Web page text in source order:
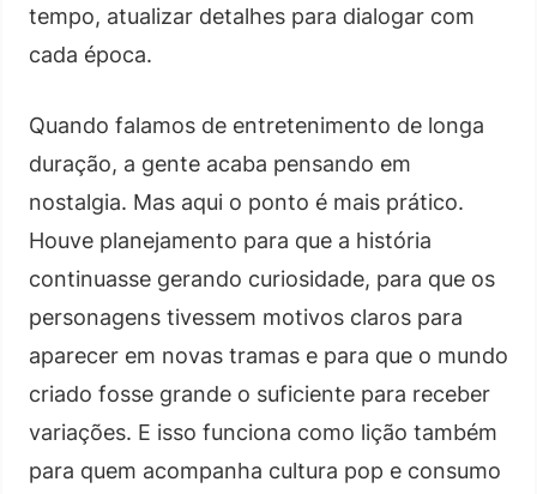
tempo, atualizar detalhes para dialogar com
cada época.
Quando falamos de entretenimento de longa
duração, a gente acaba pensando em
nostalgia. Mas aqui o ponto é mais prático.
Houve planejamento para que a história
continuasse gerando curiosidade, para que os
personagens tivessem motivos claros para
aparecer em novas tramas e para que o mundo
criado fosse grande o suficiente para receber
variações. E isso funciona como lição também
para quem acompanha cultura pop e consumo